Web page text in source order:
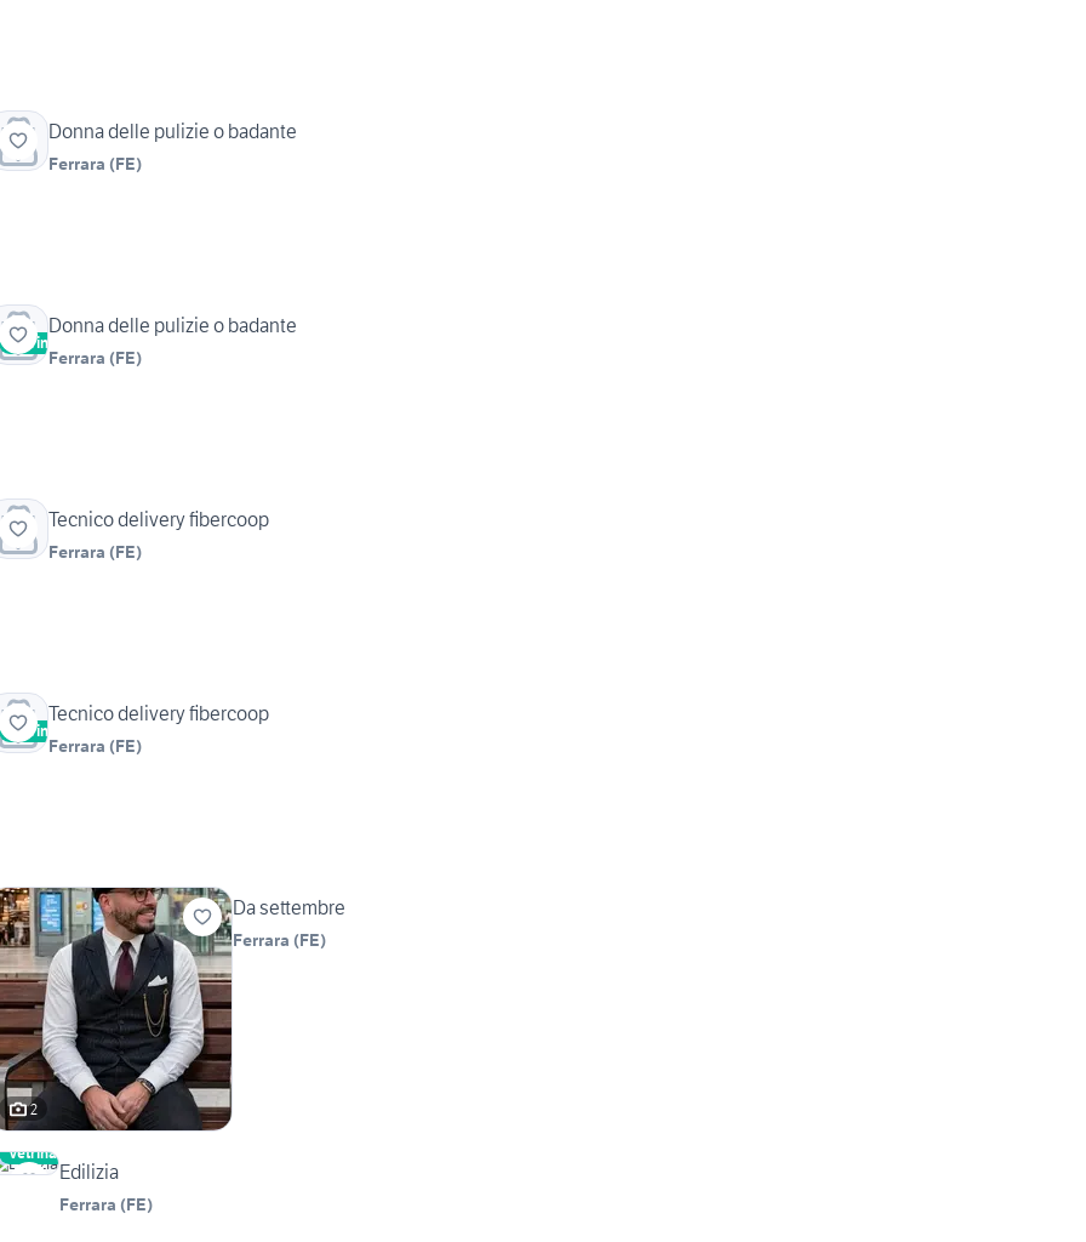
Donna delle pulizie o badante
Ferrara (FE)
Vetrina
Donna delle pulizie o badante
Ferrara (FE)
Tecnico delivery fibercoop
Ferrara (FE)
Vetrina
Tecnico delivery fibercoop
Ferrara (FE)
2
Da settembre
Ferrara (FE)
Vetrina
Edilizia
Ferrara (FE)